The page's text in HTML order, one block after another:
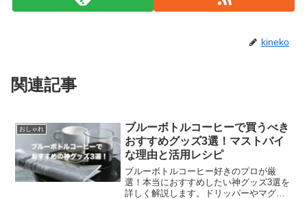
kineko
関連記事
おしゃれ
ブルーボトルコーヒーで買うべき
おすすめグッズ3選！マストバイ
な理由と活用レシピ
ブルーボトルコーヒー好きのプロが厳
選！本当におすすめしたい神グッズ3選を
詳しく解説します。ドリッパーやマグカ